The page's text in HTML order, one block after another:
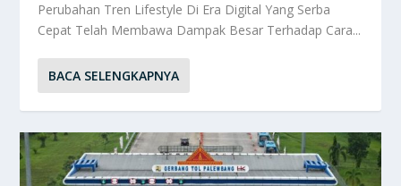
Perubahan Tren Lifestyle Di Era Digital Yang Serba
Cepat Telah Membawa Dampak Besar Terhadap Cara...
BACA SELENGKAPNYA